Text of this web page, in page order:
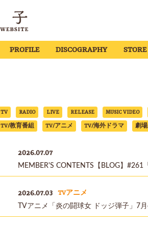
PROFILE DISCOGRAPHY STORE
TV RADIO LIVE RELEASE MUSIC VIDEO
TV/教育番組 TV/アニメ TV/海外ドラマ 劇
2026.07.07
MEMBER'S CONTENTS【BLOG】#261
2026.07.03
TVアニメ
TVアニメ「炎の闘球女 ドッジ弾子」7